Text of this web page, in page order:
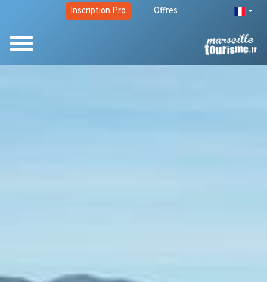
Inscription Pro Offres